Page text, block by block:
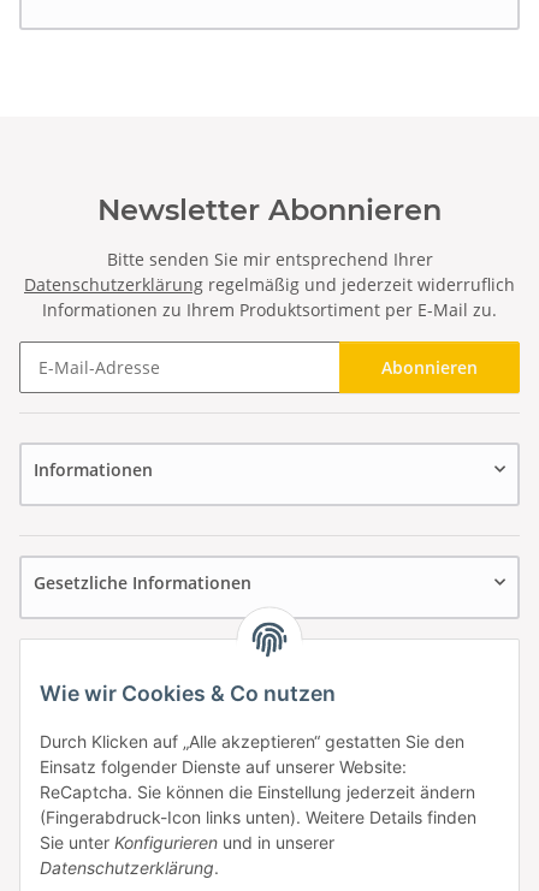
Wie wir Cookies & Co nutzen
Durch Klicken auf „Alle akzeptieren“ gestatten Sie den
Einsatz folgender Dienste auf unserer Website:
ReCaptcha. Sie können die Einstellung jederzeit ändern
(Fingerabdruck-Icon links unten). Weitere Details finden
Sie unter Konfigurieren und in unserer
Datenschutzerklärung.
Newsletter Abonnieren
Bitte senden Sie mir entsprechend Ihrer
Datenschutzerklärung regelmäßig und jederzeit widerruflich
Informationen zu Ihrem Produktsortiment per E-Mail zu.
Abonnieren
Informationen
Gesetzliche Informationen